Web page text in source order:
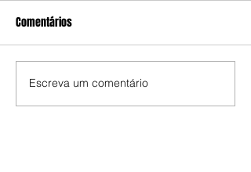
Comentários
Escreva um comentário